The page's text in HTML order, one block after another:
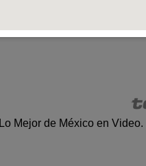
Lo Mejor de México en